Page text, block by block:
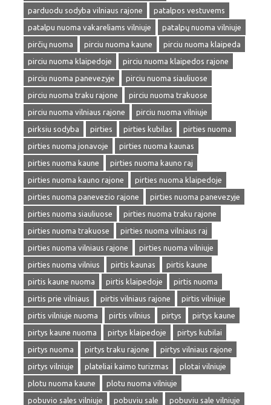
parduodu sodyba vilniaus rajone
patalpos vestuvems
patalpu nuoma vakareliams vilniuje
patalpų nuoma vilniuje
pirčių nuoma
pirciu nuoma kaune
pirciu nuoma klaipeda
pirciu nuoma klaipedoje
pirciu nuoma klaipedos rajone
pirciu nuoma panevezyje
pirciu nuoma siauliuose
pirciu nuoma traku rajone
pirciu nuoma trakuose
pirciu nuoma vilniaus rajone
pirciu nuoma vilniuje
pirksiu sodyba
pirties pirties kubilas
pirties nuoma
pirties nuoma jonavoje
pirties nuoma kaunas
pirties nuoma kaune
pirties nuoma kauno raj
pirties nuoma kauno rajone
pirties nuoma klaipedoje
pirties nuoma panevezio rajone
pirties nuoma panevezyje
pirties nuoma siauliuose
pirties nuoma traku rajone
pirties nuoma trakuose
pirties nuoma vilniaus raj
pirties nuoma vilniaus rajone
pirties nuoma vilniuje
pirties nuoma vilnius
pirtis kaunas
pirtis kaune
pirtis kaune nuoma
pirtis klaipedoje
pirtis nuoma
pirtis prie vilniaus
pirtis vilniaus rajone
pirtis vilniuje
pirtis vilniuje nuoma
pirtis vilnius pirtys
pirtys kaune
pirtys kaune nuoma
pirtys klaipedoje
pirtys kubilai
pirtys nuoma
pirtys traku rajone
pirtys vilniaus rajone
pirtys vilniuje
plateliai kaimo turizmas
plotai vilniuje
plotu nuoma kaune
plotu nuoma vilniuje
pobuvio sales vilniuje
pobuviu sale
pobuviu sale vilniuje